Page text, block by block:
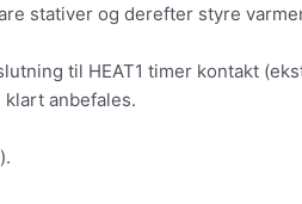
stativer og derefter styre
til HEAT1 timer kontakt
anbefales.